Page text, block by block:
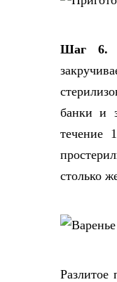
Шаг 6.
банки и
течение
столько
Разлитое